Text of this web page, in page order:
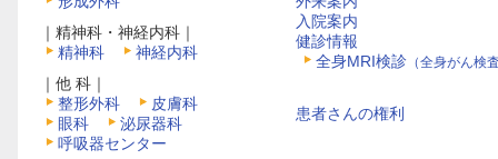
｜精神科・神経内科｜
精神科
神経内科
｜他 科｜
整形外科
皮膚科
眼科
泌尿器科
呼吸器センター
入院案内
健診情報
全身MRI検診 （全身がん検
患者さんの権利